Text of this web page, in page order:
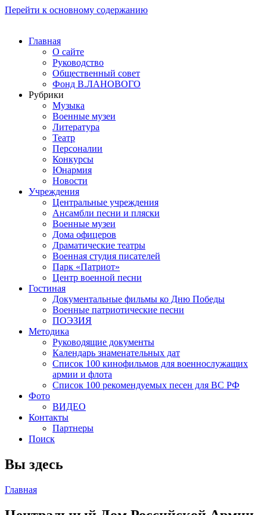
Перейти к основному содержанию
Главная
О сайте
Руководство
Общественный совет
Фонд В.ЛАНОВОГО
Рубрики
Музыка
Военные музеи
Литература
Театр
Персоналии
Конкурсы
Юнармия
Новости
Учреждения
Центральные учреждения
Ансамбли песни и пляски
Военные музеи
Дома офицеров
Драматические театры
Военная студия писателей
Парк «Патриот»
Центр военной песни
Гостиная
Документальные фильмы ко Дню Победы
Военные патриотические песни
ПОЭЗИЯ
Методика
Руководящие документы
Календарь знаменательных дат
Список 100 кинофильмов для военнослужащих
армии и флота
Список 100 рекомендуемых песен для ВС РФ
Фото
ВИДЕО
Контакты
Партнеры
Поиск
Вы здесь
Главная